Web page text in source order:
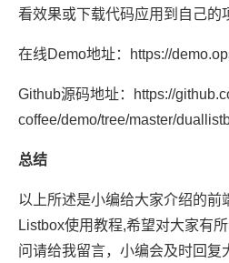
看效果或下载代码应用到自己的
在线Demo地址：https://
Github源码地址：https://
coffee/demo/tree/master/
总结
以上所述是小编给大家介绍的前
Listbox使用教程,希望对大家有
问请给我留言，小编会及时回复